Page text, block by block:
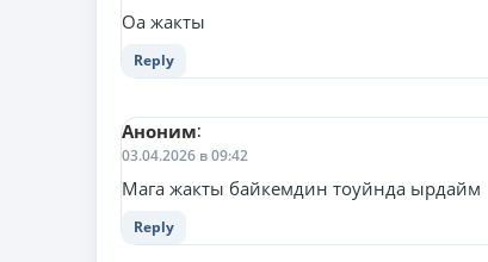
Оа жакты
Reply
Аноним:
03.04.2026 в 09:42
Мага жакты байкемдин тоуйнда ырдайм
Reply